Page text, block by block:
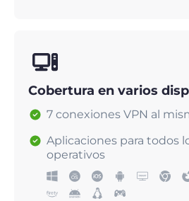
Cobertura en varios
7 conexiones VPN al
Aplicaciones para todos
operativos